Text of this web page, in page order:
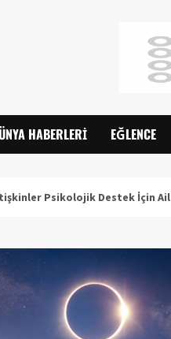
HABERLERI EĞLENCE
Destek İçin Aile Hekimlerine